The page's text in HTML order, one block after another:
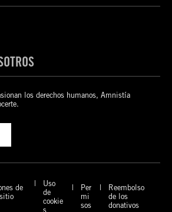
los derechos humanos, Amnistía
de
Uso
de
cookie
s
Per
mi
sos
Reembolso
de los
donativos